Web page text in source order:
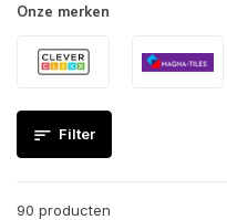
Onze merken
Filter
90 producten